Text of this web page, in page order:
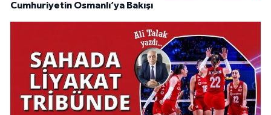
Cumhuriyetin Osmanlı’ya Bakışı